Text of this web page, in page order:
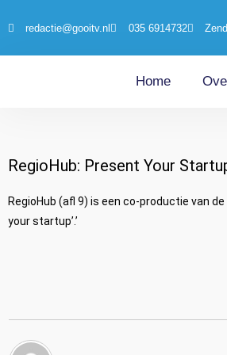
redactie@gooitv.nl 035 6914732
Home
RegioHub: Present Your
RegioHub (afl 9) is een co-productie van
your startup’.’